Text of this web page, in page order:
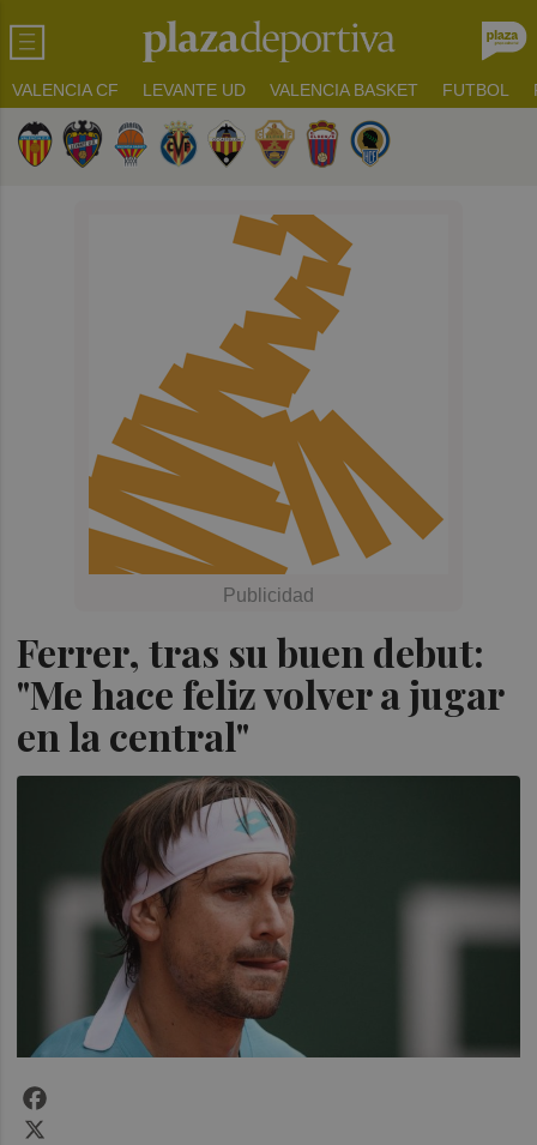
VALENCIA CF LEVANTE UD VALENCIA BASKET FUTBOL
Ferrer, tras su buen debut:
"Me hace feliz volver a jugar
en la central"